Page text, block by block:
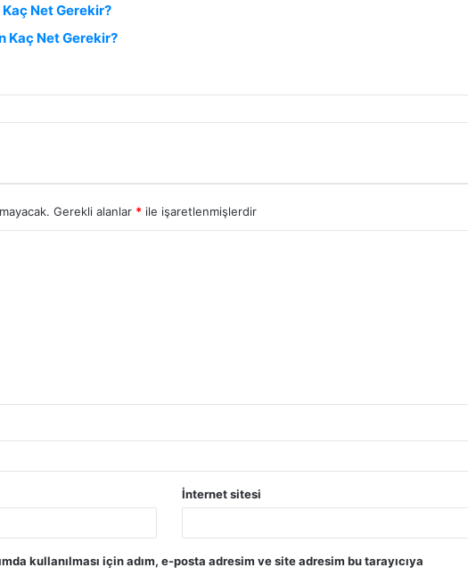
Net Gerekir?
Kaç Net Gerekir?
Gerekli alanlar * ile işaretlenmişlerdir
İnternet sitesi
kullanılması için adım, e-posta adresim ve site adresim bu tarayıcıya